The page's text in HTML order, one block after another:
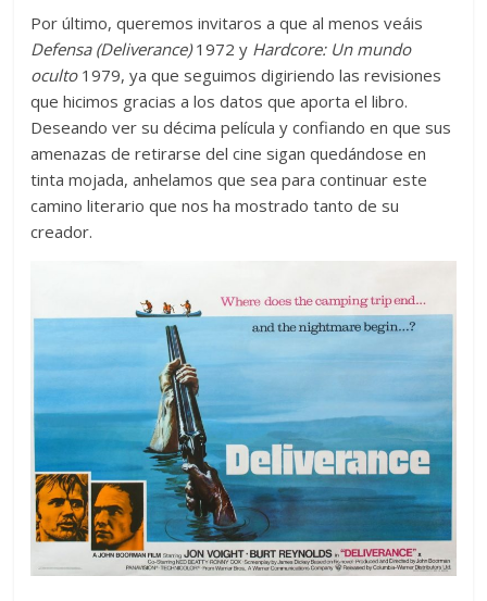
Por último, queremos invitaros a que al menos veáis
Defensa (Deliverance)1972 y Hardcore: Un mundo
oculto1979, ya que seguimos digiriendo las revisiones
que hicimos gracias a los datos que aporta el libro.
Deseando ver su décima película y confiando en que sus
amenazas de retirarse del cine sigan quedándose en
tinta mojada, anhelamos que sea para continuar este
camino literario que nos ha mostrado tanto de su
creador.